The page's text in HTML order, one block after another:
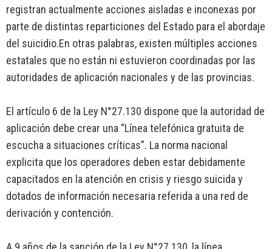
registran actualmente acciones aisladas e inconexas por
parte de distintas reparticiones del Estado para el abordaje
del suicidio.En otras palabras, existen múltiples acciones
estatales que no están ni estuvieron coordinadas por las
autoridades de aplicación nacionales y de las provincias.
El artículo 6 de la Ley N°27.130 dispone que la autoridad de
aplicación debe crear una “Línea telefónica gratuita de
escucha a situaciones críticas”. La norma nacional
explicita que los operadores deben estar debidamente
capacitados en la atención en crisis y riesgo suicida y
dotados de información necesaria referida a una red de
derivación y contención.